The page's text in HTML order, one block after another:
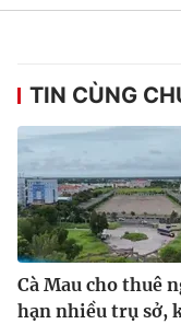
TIN CÙNG
Cà Mau cho thuê
hạn nhiều trụ sở,